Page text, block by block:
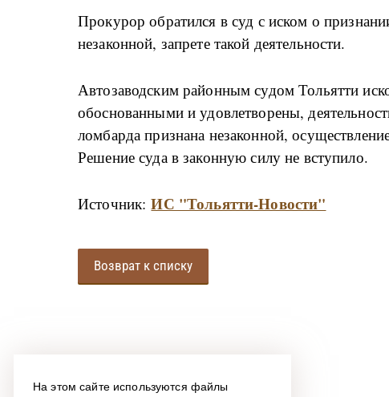
На этом сайте используются файлы
Прокурор обратился в суд с иском о
незаконной, запрете такой деятельности.
Автозаводским районным судом Тольятти
обоснованными и удовлетворены,
ломбарда признана незаконной,
Решение суда в законную силу не вступило.
Источник:ИС "Тольятти-Новости"
Возврат к списку